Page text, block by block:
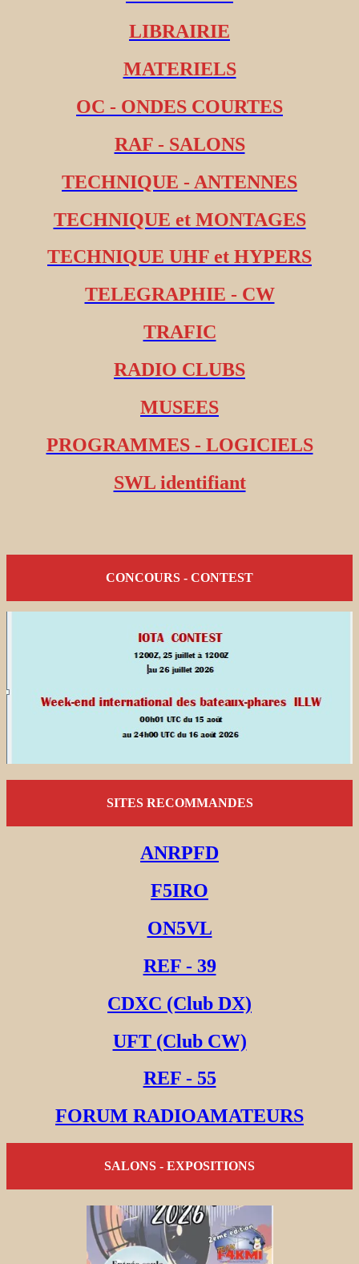
LIBRAIRIE
MATERIELS
OC - ONDES COURTES
RAF - SALONS
TECHNIQUE - ANTENNES
TECHNIQUE et MONTAGES
TECHNIQUE UHF et HYPERS
TELEGRAPHIE - CW
TRAFIC
RADIO CLUBS
MUSEES
PROGRAMMES - LOGICIELS
SWL identifiant
CONCOURS - CONTEST
SITES RECOMMANDES
ANRPFD
F5IRO
ON5VL
REF - 39
CDXC (Club DX)
UFT (Club CW)
REF - 55
FORUM RADIOAMATEURS
SALONS - EXPOSITIONS